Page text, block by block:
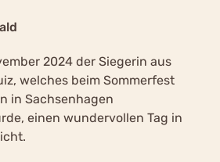
2024 der Siegerin aus
welches beim Sommerfest
in Sachsenhagen
einen wundervollen Tag in